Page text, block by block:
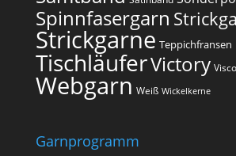
Spinnfasergarn
Strickgarne Teppichfransen
TischläuferVictory
Webgarn Weiß Wickelkerne
Garnprogramm